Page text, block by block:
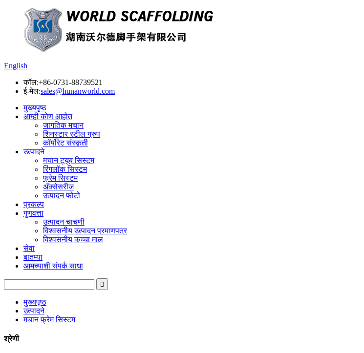
English
कॉल:+86-0731-88739521
ई-मेल:sales@hunanworld.com
मुख्यपृष्ठ
आम्ही कोण आहोत
जागतिक मचान
शिनस्टार स्टील ग्रुप
कॉर्पोरेट संस्कृती
उत्पादने
मचान ट्यूब सिस्टम
रिंगलॉक सिस्टम
फ्रेम सिस्टम
अ‍ॅक्सेसरीज
उत्पादन फोटो
प्रकल्प
गुणवत्ता
उत्पादन चाचणी
विश्वसनीय उत्पादन प्रमाणपत्र
विश्वसनीय कच्चा माल
सेवा
बातम्या
आमच्याशी संपर्क साधा
मुख्यपृष्ठ
उत्पादने
मचान फ्रेम सिस्टम
श्रेणी